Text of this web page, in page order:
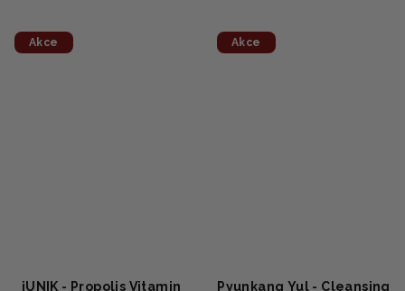
Akce
iUNIK - Propolis Vitamin
Akce
Pyunkang Yul - Cleansing